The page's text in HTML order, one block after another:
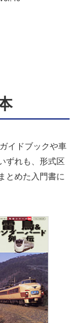
イドブックや車
ずれも、形式区
とめた入門書に